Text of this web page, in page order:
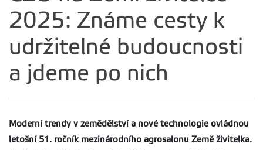
2025: Známe cesty k
udržitelné budoucnosti
a jdeme po nich
Moderní trendy v zemědělství a nové technologie ovládnou
letošní 51. ročník mezinárodního agrosalonu Země živitelka.